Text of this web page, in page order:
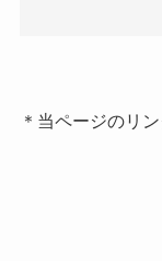
＊当ページのリ